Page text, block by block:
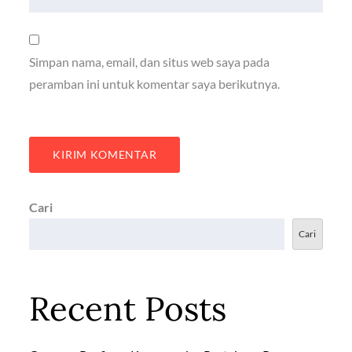
Simpan nama, email, dan situs web saya pada
peramban ini untuk komentar saya berikutnya.
Cari
Cari
Recent Posts